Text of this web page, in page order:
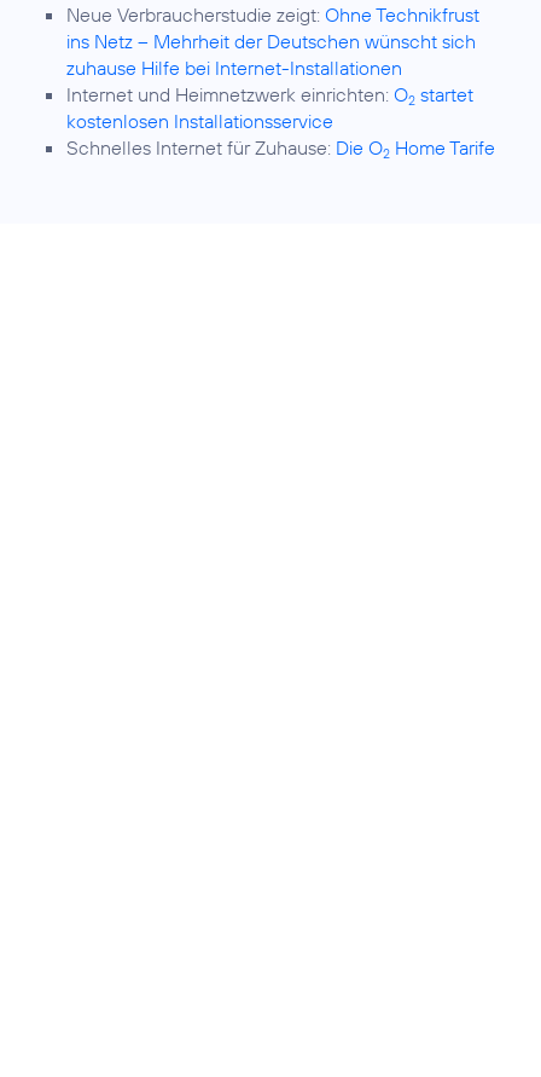
Neue Verbraucherstudie zeigt: Ohne Technikfrust
ins Netz – Mehrheit der Deutschen wünscht sich
zuhause Hilfe bei Internet-Installationen
Internet und Heimnetzwerk einrichten: O2 startet
kostenlosen Installationsservice
Schnelles Internet für Zuhause: Die O2 Home Tarife